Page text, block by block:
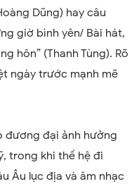
Dũng) hay câu
giờ bình yên/ Bài hát,
hôn” (Thanh Tùng). Rõ
ngày trước mạnh mẽ
đương đại ảnh hưởng
trong khi thế hệ đi
Âu lục địa và âm nhạc